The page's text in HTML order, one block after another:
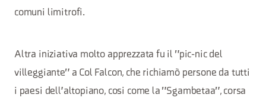
comuni limitrofi.
Altra iniziativa molto apprezzata fu il "pic-nic del
villeggiante" a Col Falcon, che richiamò persone da tutti
i paesi dell'altopiano, cosi come la "Sgambetaa", corsa